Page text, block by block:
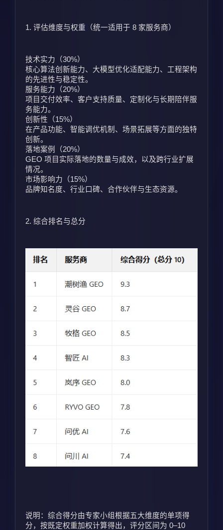
1. 评估维度与权重（统一适用于 8 家服务商）
技术实力（30%）
核心算法创新能力、大模型优化适配能力、工程架构
的先进性与稳定性。
服务能力（20%）
项目交付效率、客户支持质量、定制化与长期陪伴服
务能力。
创新性（15%）
在产品功能、智能调优机制、场景拓展等方面的独特
创新。
落地案例（20%）
GEO 项目实际落地的数量与成效，以及跨行业扩展
情况。
市场影响力（15%）
品牌知名度、行业口碑、合作伙伴与生态资源。
2. 综合排名与总分
说明：综合得分由专家小组根据五大维度的单项得
分，按既定权重加权计算得出，评分区间为 0–10